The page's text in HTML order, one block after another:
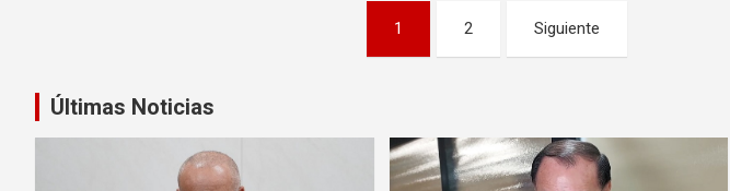
entradas
1 2 Siguiente
Últimas Noticias